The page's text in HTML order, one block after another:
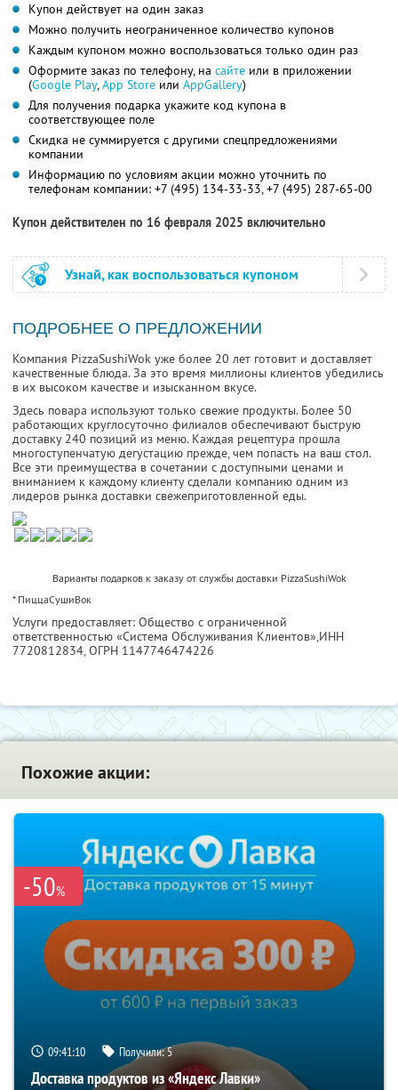
Купон действует на один заказ
Можно получить неограниченное количество купонов
Каждым купоном можно воспользоваться только один раз
Оформите заказ по телефону, на сайте или в приложении
(Google Play,App Store или AppGallery)
Для получения подарка укажите код купона в
соответствующее поле
Скидка не суммируется с другими спецпредложениями
компании
Информацию по условиям акции можно уточнить по
телефонам компании: +7 (495) 134-33-33, +7 (495) 287-65-00
Купон действителен по 16 февраля 2025 включительно
Узнай, как воспользоваться купоном
ПОДРОБНЕЕ О ПРЕДЛОЖЕНИИ
Компания PizzaSushiWok уже более 20 лет готовит и доставляет
качественные блюда. За это время миллионы клиентов убедились
в их высоком качестве и изысканном вкусе.
Здесь повара используют только свежие продукты. Более 50
работающих круглосуточно филиалов обеспечивают быструю
доставку 240 позиций из меню. Каждая рецептура прошла
многоступенчатую дегустацию прежде, чем попасть на ваш стол.
Все эти преимущества в сочетании с доступными ценами и
вниманием к каждому клиенту сделали компанию одним из
лидеров рынка доставки свежеприготовленной еды.
Варианты подарков к заказу от службы доставки PizzaSushiWok
* ПиццаСушиВок
Услуги предоставляет: Общество с ограниченной
ответственностью «Система Обслуживания Клиентов»,ИНН
7720812834, ОГРН 1147746474226
Похожие акции:
-50%
09:41:09 Получили:5
Доставка продуктов из «Яндекс Лавки»